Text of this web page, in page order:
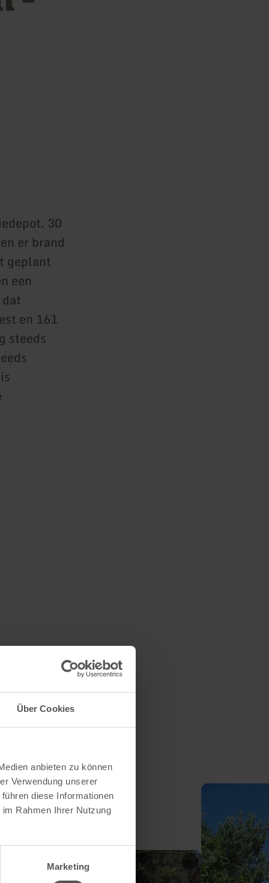
Über Cookies
anbieten zu können
Verwendung unserer
diese Informationen
Rahmen Ihrer Nutzung
Marketing
30
er brand
geplant
een
en 161
steeds